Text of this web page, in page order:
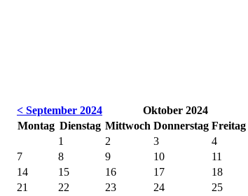
< September 2024
Oktober 2024
Montag Dienstag Mittwoch Donnerstag Freitag
1
2 3 4
7
8 9 10 11
14
15 16 17 18
21
22 23 24 25